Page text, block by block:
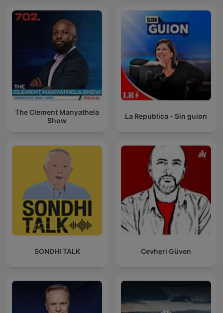
The Clement Manyathela
Show
La Republica - Sin guion
SONDHI TALK Cevheri Güven